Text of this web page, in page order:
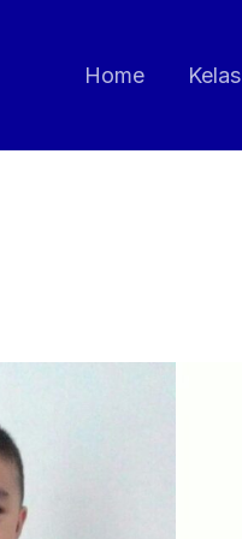
Home Kelas